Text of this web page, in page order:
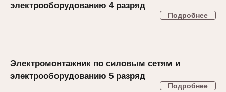
электрооборудованию 4 разряд
Подробнее
Электромонтажник по силовым сетям и
электрооборудованию 5 разряд
Подробнее